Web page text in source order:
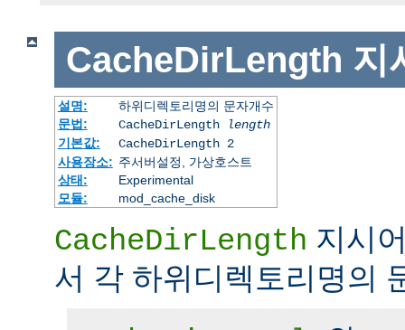
CacheDirLength 지
설명:
하위디렉토리명의 문자개수
문법:
CacheDirLength
length
기본값:
CacheDirLength 2
사용장소: 주서버설정, 가상호스트
상태:
Experimental
모듈:
mod_cache_disk
CacheDirLength 지시
서 각 하위디렉토리명의